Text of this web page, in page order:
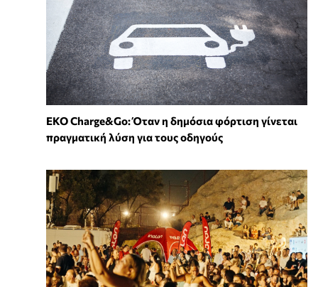
EKO Charge&Go: Όταν η δημόσια φόρτιση γίνεται
πραγματική λύση για τους οδηγούς